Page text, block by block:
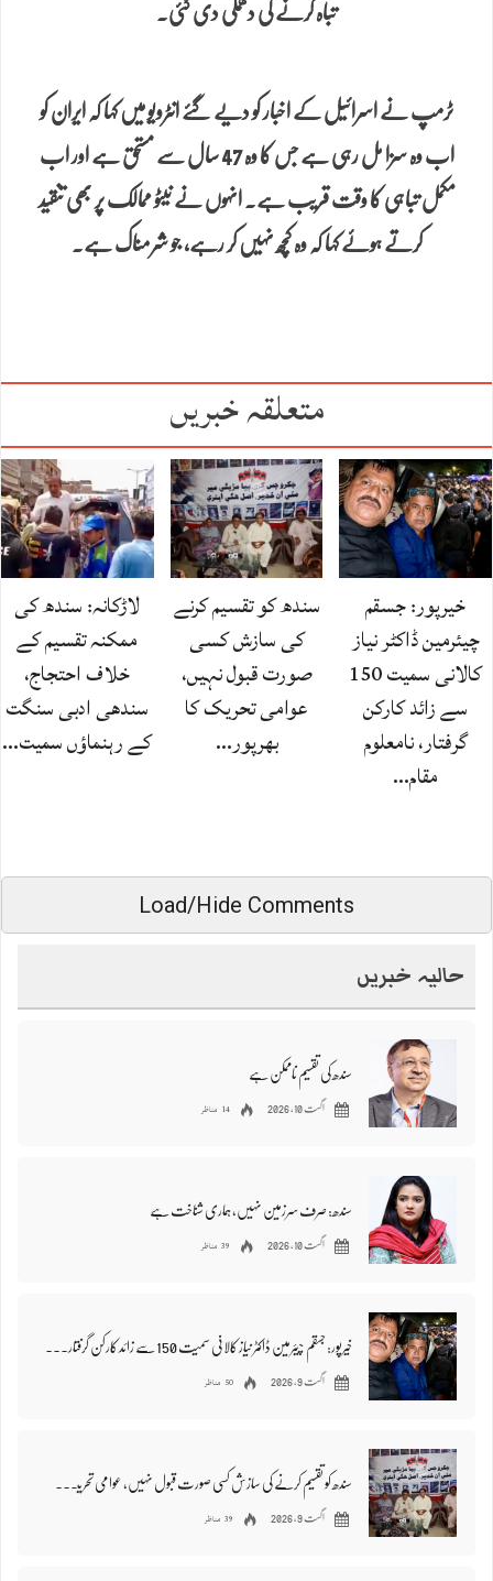
تباہ کرنے کی دھمکی دی گئی۔
ٹرمپ نے اسرائیل کے اخبار کو دیے گئے انٹرویو میں کہا کہ ایران کو
اب وہ سزا مل رہی ہے جس کا وہ 47 سال سے مستحق ہے اور اب
مکمل تباہی کا وقت قریب ہے۔ انہوں نے نیٹو ممالک پر بھی تنقید
کرتے ہوئے کہا کہ وہ کچھ نہیں کر رہے، جو شرمناک ہے۔
متعلقہ خبریں
خیرپور: جسقم
چیئرمین ڈاکٹر نیاز
کالانی سمیت 150
سے زائد کارکن
گرفتار، نامعلوم
مقام…
سندھ کو تقسیم کرنے
کی سازش کسی
صورت قبول نہیں،
عوامی تحریک کا
بھرپور…
لاڑکانہ: سندھ کی
ممکنہ تقسیم کے
خلاف احتجاج،
سندھی ادبی سنگت
کے رہنماؤں سمیت…
Load/Hide Comments
حالیہ خبریں
سندھ کی تقسیم ناممکن ہے
اگست 10, 2026 14 مناظر
سندھ: صرف سرزمین نہیں، ہماری شناخت ہے
اگست 10, 2026 39 مناظر
اگست 9, 2026 50 مناظر
سندھ کو تقسیم کرنے کی سازش کسی صورت قبول نہیں، عوامی تحریک کا بھرپور مزاحمت کا اعلان
اگست 9, 2026 39 مناظر